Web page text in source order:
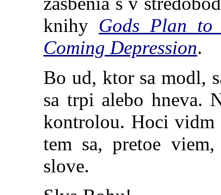
knihy Gods Plan
Coming Depression.
Bo ud, ktor sa modl,
sa trpi alebo hneva.
kontrolou. Hoci vidm
tem sa, pretoe
slove.